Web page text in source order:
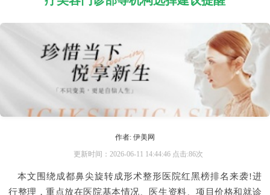
作者: 伊美网
更新时间：2026-06-11 14:44:46 点击:86次
本文围绕成都鼻尖旋转成形术整形医院红黑榜排名来袭!进
行整理，重点放在医院基本情况、医生资料、项目价格和就诊